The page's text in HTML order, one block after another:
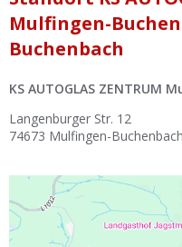
Scheibensuche
FAQ
Lexikon
Ist Ihre
Mulfingen-
Buchenbach
KS AUTOGLAS ZENTRUM
Langenburger Str. 12
74673 Mulfingen-Buchenbach